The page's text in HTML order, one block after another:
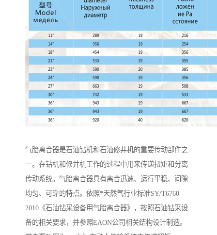
气胎离合器是石油钻机和石油修井机的重要传动部件之
一。在钻机和修井机工作的过程中用来传递扭矩和分离
传动系统。气胎离合器具有离合迅速、运行平稳、间隙
均匀、可靠的特点。依照*天然气行业标准SY/T6760-
2010《石油钻采设备用气胎离合器》，按照石油钻采设
备的相关要求，并参照EAON公司相关结构设计制造。